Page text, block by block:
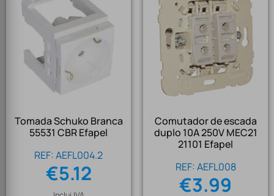
Tomada Schuko Branca
55531 CBR Efapel
REF: AEFL004.2
€5.12
Comutador de escada
duplo 10A 250V MEC21
21101 Efapel
REF: AEFL008
€3.99